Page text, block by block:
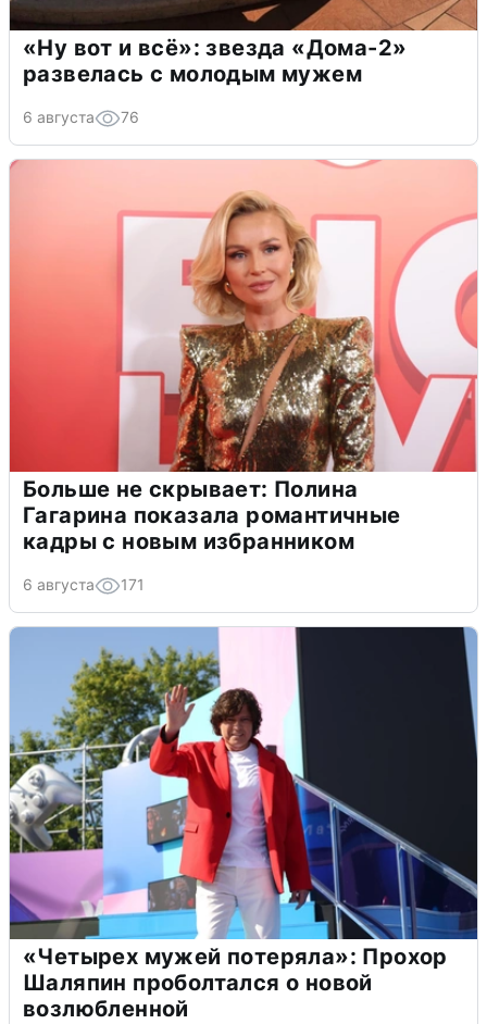
«Ну вот и всё»: звезда «Дома-2»
развелась с молодым мужем
6 августа 76
Больше не скрывает: Полина
Гагарина показала романтичные
кадры с новым избранником
6 августа 171
«Четырех мужей потеряла»: Прохор
Шаляпин проболтался о новой
возлюбленной